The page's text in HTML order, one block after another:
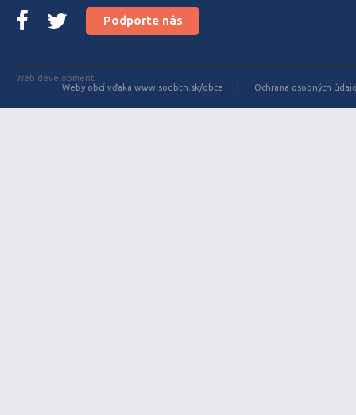
Podporte nás
Web development
Weby obcí vďaka www.sodbtn.sk/obce
Ochrana osobných